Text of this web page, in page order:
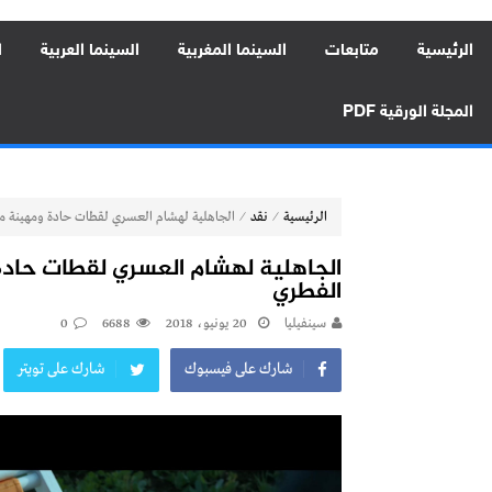
الرئيسية متابعات السينما المغربية السينما العربية
المجلة الورقية PDF
الرئيسية ⁄ نقد ⁄ الجاهلية لهشام العسري لقطات حادة ومهينة
الجاهلية لهشام العسري لقطات
الفطري
سينفيليا 20 يونيو، 2018 6688
0
شارك على فيسبوك شارك على تويتر